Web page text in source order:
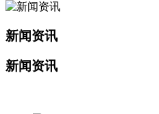
新闻资讯
新闻资讯